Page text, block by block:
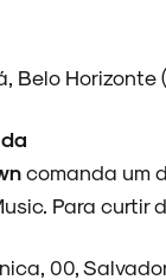
Belo Horizonte
comanda um
Para curtir
00,